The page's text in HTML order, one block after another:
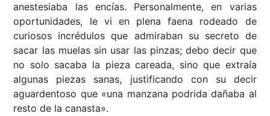
anestesiaba las encías. Personalmente, en varias
oportunidades, le vi en plena faena rodeado de
curiosos incrédulos que admiraban su secreto de
sacar las muelas sin usar las pinzas; debo decir que
no solo sacaba la pieza careada, sino que extraía
algunas piezas sanas, justificando con su decir
aguardentoso que «una manzana podrida dañaba al
resto de la canasta».